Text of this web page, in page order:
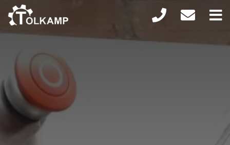
Machines